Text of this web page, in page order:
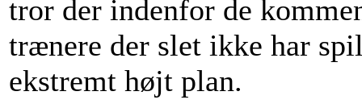
tror der indenfor de
trænere der slet ikke har
ekstremt højt plan.